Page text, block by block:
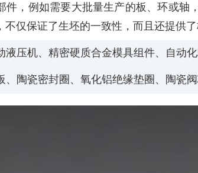
件，例如需要大批量生产的板、环或轴
仅保证了生坯的一致性，而且还提供
液压机、精密硬质合金模具组件、自动化
、陶瓷密封圈、氧化铝绝缘垫圈、陶瓷阀